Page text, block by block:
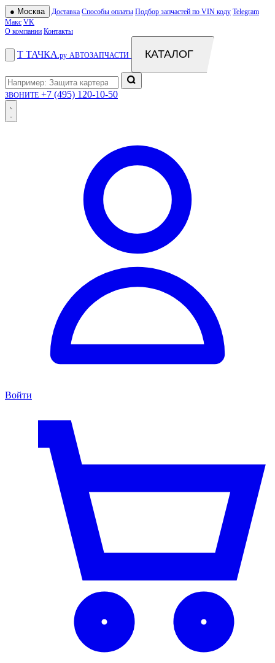
● Москва Доставка Способы оплаты Подбор запчастей по VIN коду Telegram
Макс VK
О компании Контакты
Т ТАЧКА .ру АВТОЗАПЧАСТИ КАТАЛОГ
ЗВОНИТЕ +7 (495) 120-10-50
Войти